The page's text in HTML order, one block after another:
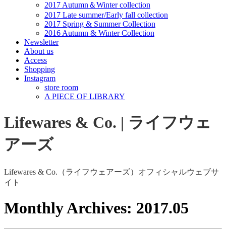
2017 Autumn＆Winter collection
2017 Late summer/Early fall collection
2017 Spring & Summer Collection
2016 Autumn & Winter Collection
Newsletter
About us
Access
Shopping
Instagram
store room
A PIECE OF LIBRARY
Lifewares & Co. | ライフウェ
アーズ
Lifewares & Co.（ライフウェアーズ）オフィシャルウェブサ
イト
Monthly Archives: 2017.05